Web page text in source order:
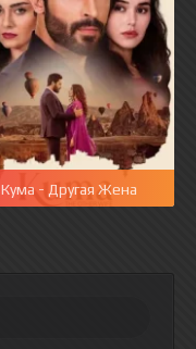
Кума - Другая Жена